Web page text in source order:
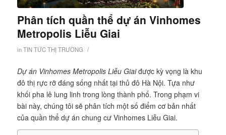
Phân tích quần thể dự án Vinhomes
Metropolis Liễu Giai
inTIN TỨC THỊ TRƯỜNG /
Dự án Vinhomes Metropolis Liễu Giaiđược kỳ vọng là khu
đô thị rực rỡ đáng sống nhất tại thủ đô Hà Nội. Tựa như
khối pha lê lung linh trong lòng thành phố. Trong phạm vi
bài này, chúng tôi sẽ phân tích một số điểm cơ bản nhất
của quần thể dự án chung cư Vinhomes Liễu Giai.